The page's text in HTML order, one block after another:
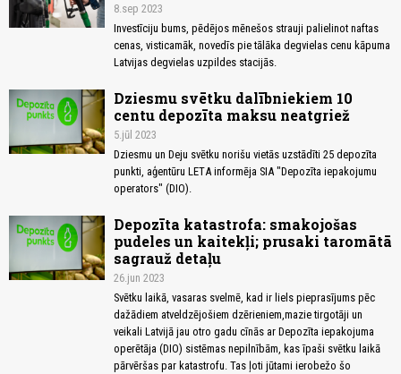
8.sep 2023
Investīciju bums, pēdējos mēnešos strauji palielinot naftas
cenas, visticamāk, novedīs pie tālāka degvielas cenu kāpuma
Latvijas degvielas uzpildes stacijās.
Dziesmu svētku dalībniekiem 10
centu depozīta maksu neatgriež
5.jūl 2023
Dziesmu un Deju svētku norišu vietās uzstādīti 25 depozīta
punkti, aģentūru LETA informēja SIA "Depozīta iepakojumu
operators" (DIO).
Depozīta katastrofa: smakojošas
pudeles un kaitekļi; prusaki taromātā
sagrauž detaļu
26.jun 2023
Svētku laikā, vasaras svelmē, kad ir liels pieprasījums pēc
dažādiem atveldzējošiem dzērieniem,mazie tirgotāji un
veikali Latvijā jau otro gadu cīnās ar Depozīta iepakojuma
operētāja (DIO) sistēmas nepilnībām, kas īpaši svētku laikā
pārvēršas par katastrofu. Tas ļoti jūtami ierobežo šo